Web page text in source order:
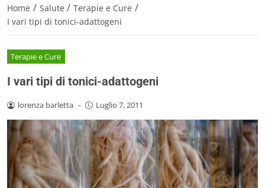
Home / Salute / Terapie e Cure /
I vari tipi di tonici-adattogeni
Terapie e Cure
I vari tipi di tonici-adattogeni
lorenza barletta - Luglio 7, 2011